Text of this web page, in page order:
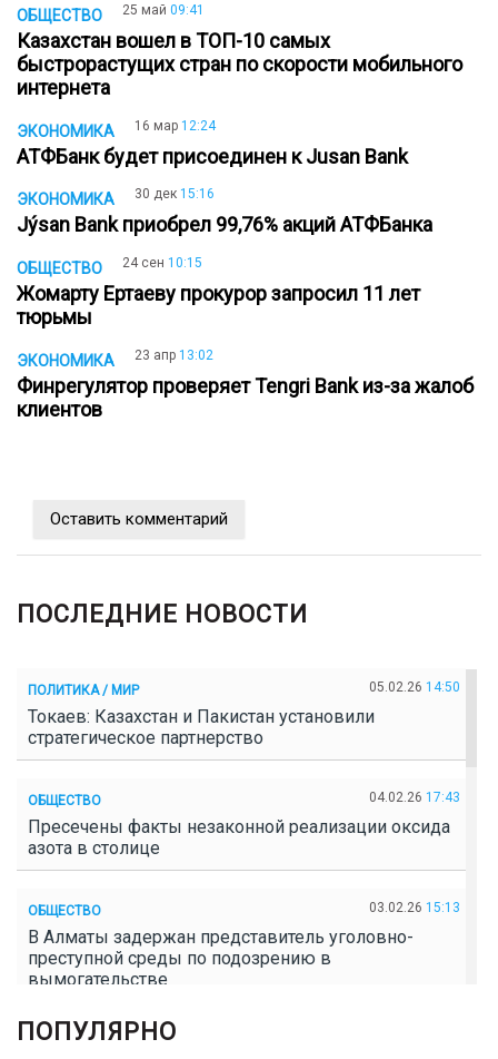
ОБЩЕСТВО 25 май 09:41
Казахстан вошел в ТОП-10 самых
быстрорастущих стран по скорости мобильного
интернета
ЭКОНОМИКА 16 мар 12:24
АТФБанк будет присоединен к Jusan Bank
ЭКОНОМИКА 30 дек 15:16
Jýsan Bank приобрел 99,76% акций АТФБанка
ОБЩЕСТВО 24 сен 10:15
Жомарту Ертаеву прокурор запросил 11 лет
тюрьмы
ЭКОНОМИКА 23 апр 13:02
Финрегулятор проверяет Tengri Bank из-за жалоб
клиентов
Оставить комментарий
ПОСЛЕДНИЕ НОВОСТИ
ПОЛИТИКА / МИР 05.02.26 14:50
Токаев: Казахстан и Пакистан установили
стратегическое партнерство
ОБЩЕСТВО 04.02.26 17:43
Пресечены факты незаконной реализации оксида
азота в столице
ОБЩЕСТВО 03.02.26 15:13
В Алматы задержан представитель уголовно-
преступной среды по подозрению в
вымогательстве
ОБЩЕСТВО
ПОПУЛЯРНО